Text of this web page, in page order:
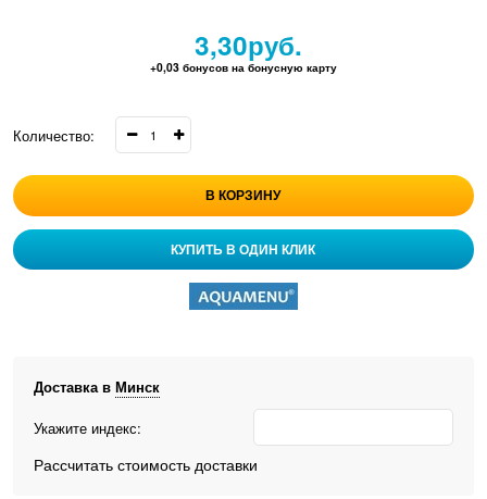
3,30руб.
+0,03 бонусов на бонусную карту
Количество:
В КОРЗИНУ
КУПИТЬ В ОДИН КЛИК
Доставка в Минск
Укажите индекс:
Рассчитать стоимость доставки